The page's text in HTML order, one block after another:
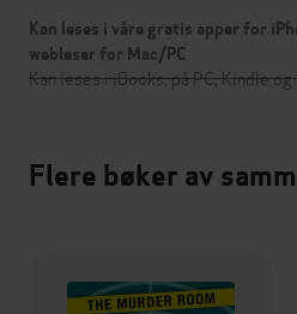
Kan leses i våre gratis apper for
webleser for Mac/PC
Kan leses i iBooks, på PC, Kindle
Flere bøker av